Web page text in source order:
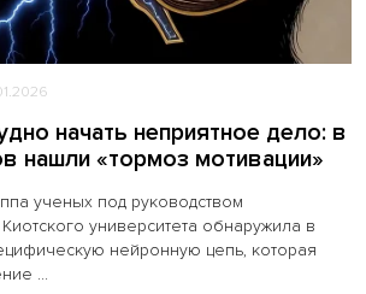
начать неприятное дело: в
нашли «тормоз мотивации»
ученых под руководством
университета обнаружила в
нейронную цепь, которая
...